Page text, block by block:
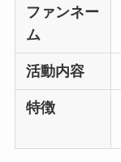
ファンネー
ム
活動内容
特徴